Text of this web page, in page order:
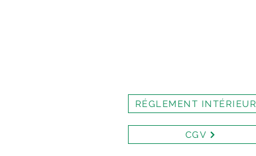
RÉGLEMENT INTÉRIEUR
CGV